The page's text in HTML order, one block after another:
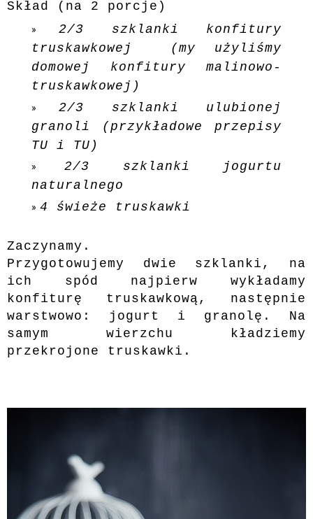
Skład (na 2 porcje)
2/3 szklanki konfitury
truskawkowej (my użyliśmy
domowej konfitury malinowo-
truskawkowej)
2/3 szklanki ulubionej
granoli (przykładowe przepisy
TU i TU )
2/3 szklanki jogurtu
naturalnego
4 świeże truskawki
Zaczynamy.
Przygotowujemy dwie szklanki, na
ich spód najpierw wykładamy
konfiturę truskawkową, następnie
warstwowo: jogurt i granolę. Na
samym wierzchu kładziemy
przekrojone truskawki.